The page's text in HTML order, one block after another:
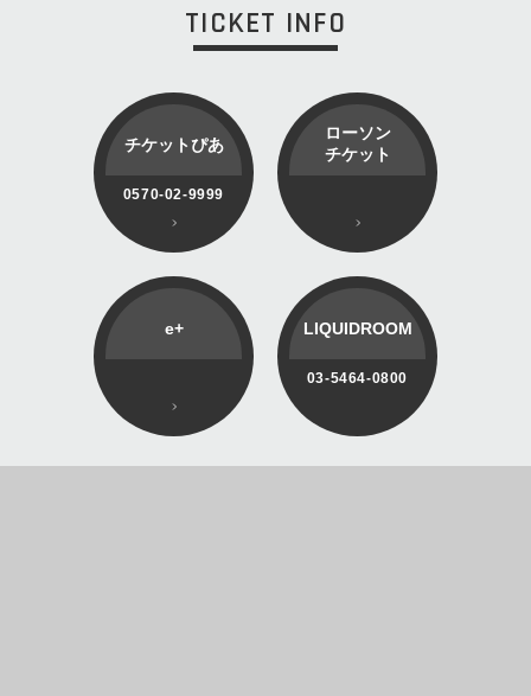
TICKET INFO
チケットぴあ
0570-02-9999
ローソン
チケット
e+ LIQUIDROOM
03-5464-0800